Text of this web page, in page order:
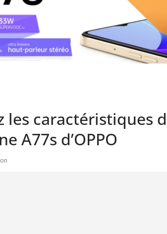
les caractéristiques
A77s d’OPPO